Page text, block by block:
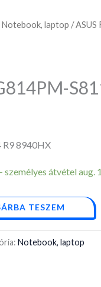
Notebook, laptop /
R9 8940HX
átvétel aug.
TESZEM
Notebook, laptop